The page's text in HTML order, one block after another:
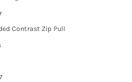
Contrast Zip Pull